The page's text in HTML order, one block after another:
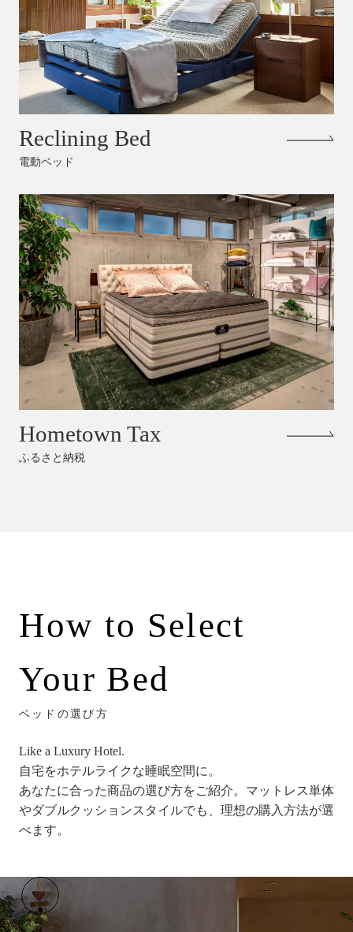
Reclining Bed
電動ベッド
Hometown Tax
ふるさと納税
How to Select
Your Bed
ベッドの選び方
Like a Luxury Hotel.
自宅をホテルライクな睡眠空間に。
あなたに合った商品の選び方をご紹介。マットレス単体
やダブルクッションスタイルでも、理想の購入方法が選
べます。